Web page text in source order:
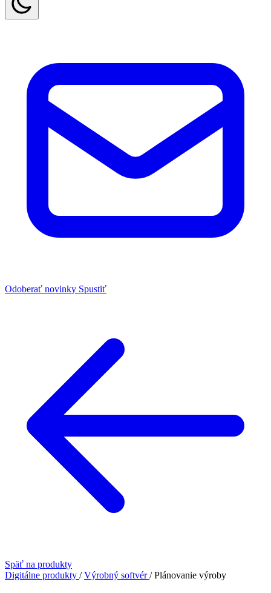
Odoberať novinky Spustiť
Späť na produkty
Digitálne produkty / Výrobný softvér/ Plánovanie výroby